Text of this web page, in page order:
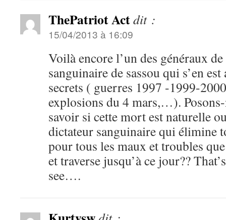
ThePatriot Actdit :
15/04/2013 à 16:09
Voilà encore l’un des généraux
sanguinaire de sassou qui s’en
secrets ( guerres 1997 -1999-
explosions du 4 mars,…).
savoir si cette mort est naturelle
dictateur sanguinaire qui élimine
pour tous les maux et troubles
et traverse jusqu’à ce jour??
see….